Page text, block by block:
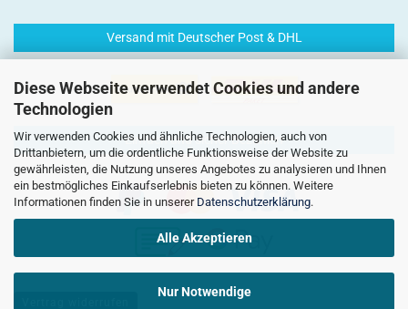
Diese Webseite verwendet Cookies und andere
Technologien
Wir verwenden Cookies und ähnliche Technologien, auch von
Drittanbietern, um die ordentliche Funktionsweise der Website zu
gewährleisten, die Nutzung unseres Angebotes zu analysieren und Ihnen
ein bestmögliches Einkaufserlebnis bieten zu können. Weitere
Informationen finden Sie in unserer Datenschutzerklärung.
Alle Akzeptieren
Nur Notwendige
Versand mit Deutscher Post & DHL
Einfach und sicher Bezahlen